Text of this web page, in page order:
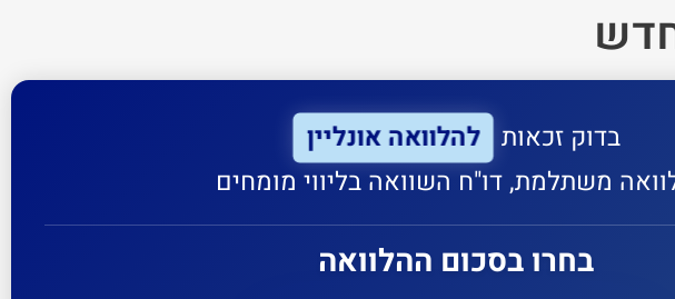
בדוק זכאות להלוואה אונליין
משתלמת, דו"ח השוואה בליווי מומחים
בחרו בסכום ההלוואה